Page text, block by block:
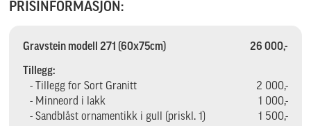
PRISINFORMASJON:
Gravstein modell 271 (60x75cm) 26 000,-
Tillegg:
- Tillegg for Sort Granitt
2 000,-
- Minneord i lakk
1 000,-
- Sandblåst ornamentikk i gull (priskl. 1)
1 500,-